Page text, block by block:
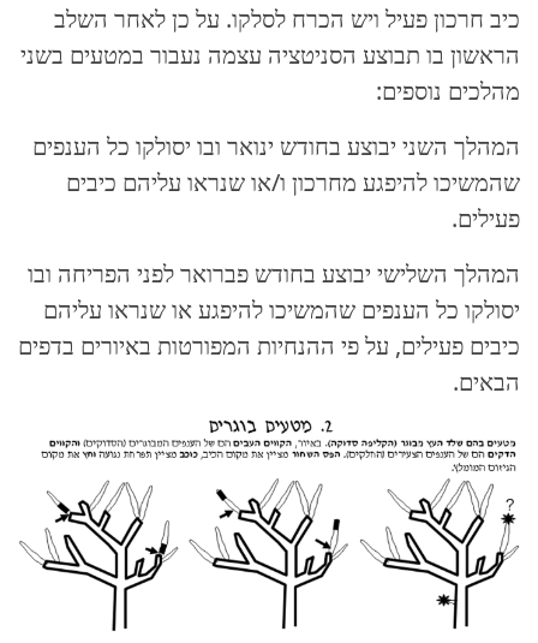
כיב חרכון פעיל ויש הכרח לסלקו. על כן לאחר השלב
הראשון בו תבוצע הסניטציה עצמה נעבור במטעים בשני
מהלכים נוספים:
המהלך השני יבוצע בחודש ינואר ובו יסולקו כל הענפים
שהמשיכו להיפגע מחרכון ו/או שנראו עליהם כיבים
פעילים.
המהלך השלישי יבוצע בחודש פברואר לפני הפריחה ובו
יסולקו כל הענפים שהמשיכו להיפגע או שנראו עליהם
כיבים פעילים, על פי ההנחיות המפורטות באיורים בדפים
הבאים.